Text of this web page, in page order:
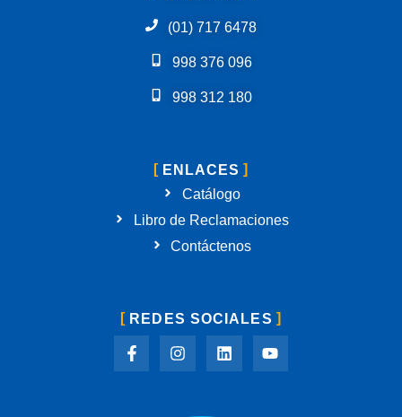
(01) 717 6478
998 376 096
998 312 180
ENLACES
Catálogo
Libro de Reclamaciones
Contáctenos
REDES SOCIALES